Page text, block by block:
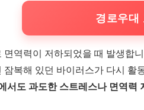
경로우대
역력이 저하되었을 때 발생합
잠복해 있던 바이러스가 다시 활
서도 과도한 스트레스나 면역력